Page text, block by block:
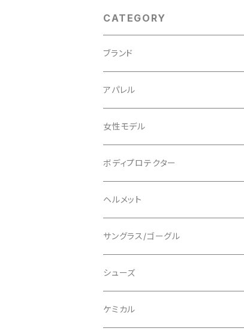
CATEGORY
ブランド
ABUS/アブス
ADEPT/アデプト
AENOMALY/アエノマリー
ALL MOUNTAIN STYLE
AVID/アヴィド
BAR MITTS/バーミッツ
BAZOOKA/バズーカ
アパレル
Tシャツ
ジャージ
ロングスリーブ
ショートスリーブ
ジャケット
ショーツ
ビブタイプ
パンツ / タイツ
上下セット
女性モデル
ボディプロテクター
エルボー/肘
ニー/膝
その他
ヘルメット
ロード
マウンテンバイク
フルフェイス
サングラス/ゴーグル
アクセサリー
シューズ
ロード
ケミカル